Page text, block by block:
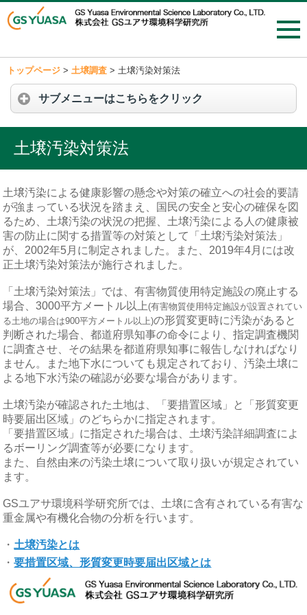
トップページ > 土壌調査 > 土壌汚染対策法
サブメニューはこちらをクリック
土壌汚染対策法
土壌汚染による健康影響の懸念や対策の確立への社会的要請
が強まっている状況を踏まえ、国民の安全と安心の確保を図
るため、土壌汚染の状況の把握、土壌汚染による人の健康被
害の防止に関する措置等の対策として「土壌汚染対策法」
が、2002年5月に制定されました。また、2019年4月には改
正土壌汚染対策法が施行されました。
「土壌汚染対策法」では、有害物質使用特定施設の廃止する
場合、3000平方メートル以上(有害物質使用特定施設が設置されてい
る土地の場合は900平方メートル以上)の形質変更時に汚染があると
判断された場合、都道府県知事の命令により、指定調査機関
に調査させ、その結果を都道府県知事に報告しなければなり
ません。また地下水についても規定されており、汚染土壌に
よる地下水汚染の確認が必要な場合があります。
土壌汚染が確認された土地は、「要措置区域」と「形質変更
時要届出区域」のどちらかに指定されます。
「要措置区域」に指定された場合は、土壌汚染詳細調査によ
るボーリング調査等が必要になります。
また、自然由来の汚染土壌について取り扱いが規定されてい
ます。
GSユアサ環境科学研究所では、土壌に含有されている有害な
重金属や有機化合物の分析を行います。
・ 土壌汚染とは
・要措置区域、形質変更時要届出区域とは